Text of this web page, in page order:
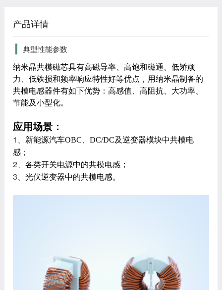
产品详情
典型性能参数
纳米晶共模磁芯具有高磁导率、高饱和磁通、低矫顽
力、低铁损和频率响应特性好等优点，用纳米晶制备的
共模电感器件有如下优势：高感值、高阻抗、大功率、
节能及小型化。
应用场景：
1、
新能源汽车OBC、DC/DC及逆变器模块中共模电
感；
2、各类开关电源中的共模电感；
3、光伏逆变器中的共模电感。